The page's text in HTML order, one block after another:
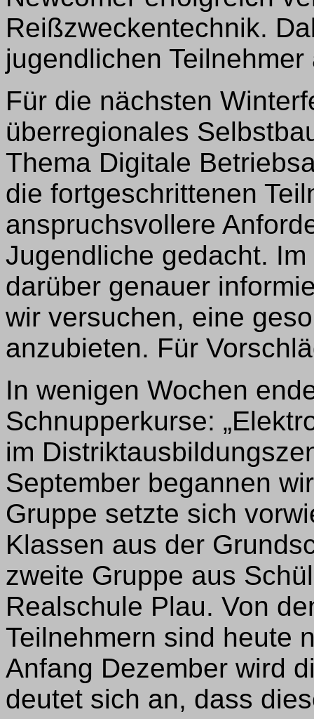
Reißzweckentechnik.
jugendlichen
Für die nächsten
überregionales
Thema Digitale
die fortgeschrittenen
anspruchsvollere
Jugendliche gedacht.
darüber genauer
wir versuchen, eine
anzubieten. Für
In wenigen Wochen
Schnupperkurse:
im
September begannen
Gruppe setzte sich
Klassen aus der
zweite Gruppe aus
Realschule Plau. Von
Teilnehmern sind heute
Anfang Dezember wird
deutet sich an, dass